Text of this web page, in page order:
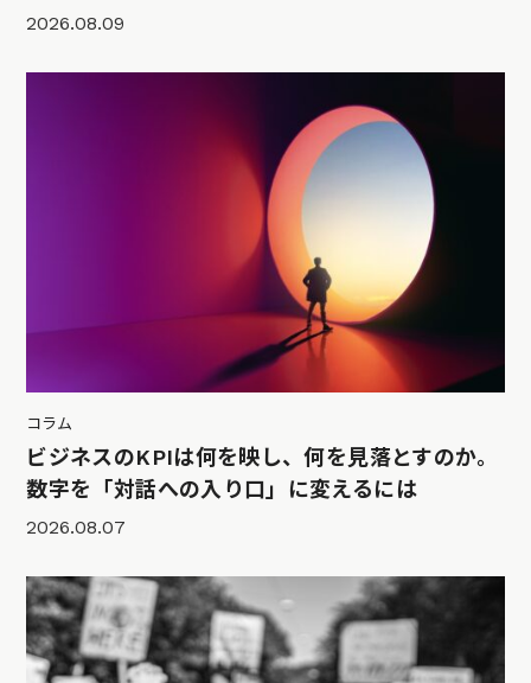
2026.08.09
コラム
ビジネスのKPIは何を映し、何を見落とすのか。
数字を「対話への入り口」に変えるには
2026.08.07